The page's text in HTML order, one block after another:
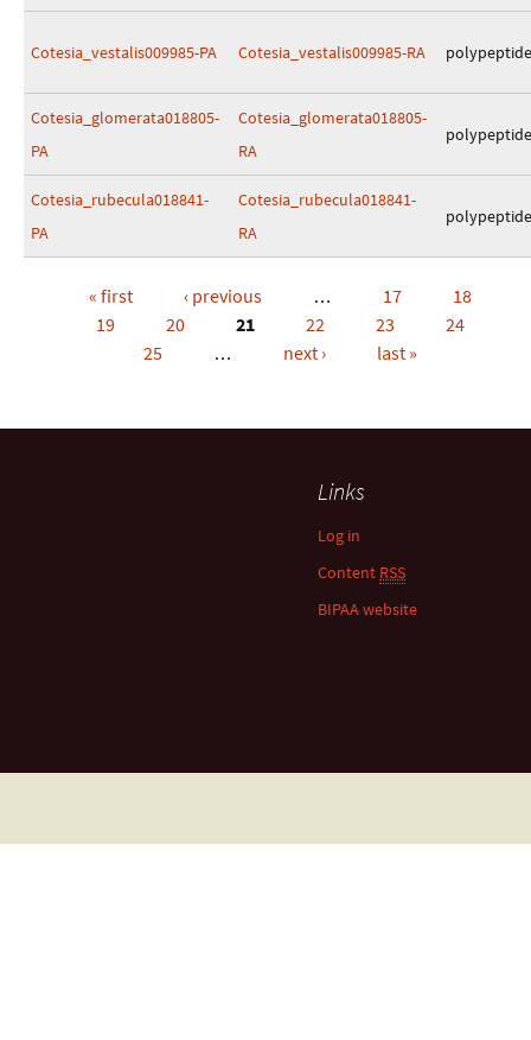
Cotesia_vestalis009985-PA Cotesia_vestalis009985-RA polypeptide
Cotesia_glomerata018805-
PA
Cotesia_glomerata018805-
RA
polypeptide
Cotesia_rubecula018841-
PA
Cotesia_rubecula018841-
RA
polypeptide
Pages
« first ‹ previous … 17
18
19
20 21 22 23
24
25
… next › last »
Links
Log in
Content RSS
BIPAA website